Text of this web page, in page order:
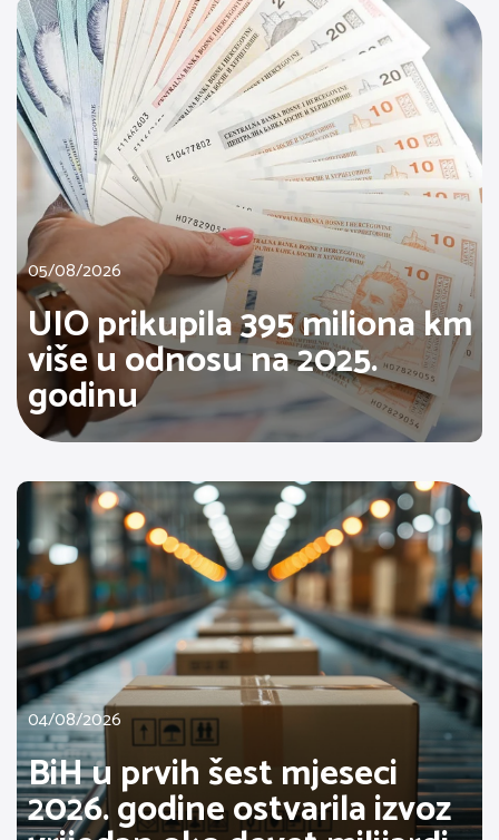
05/08/2026
UIO prikupila 395 miliona km
više u odnosu na 2025.
godinu
04/08/2026
BiH u prvih šest mjeseci
2026. godine ostvarila izvoz